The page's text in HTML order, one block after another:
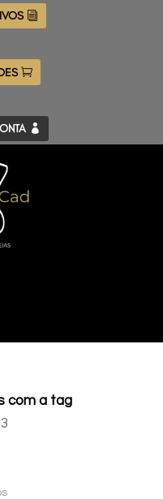
com a tag